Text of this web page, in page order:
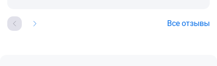
Все отзывы